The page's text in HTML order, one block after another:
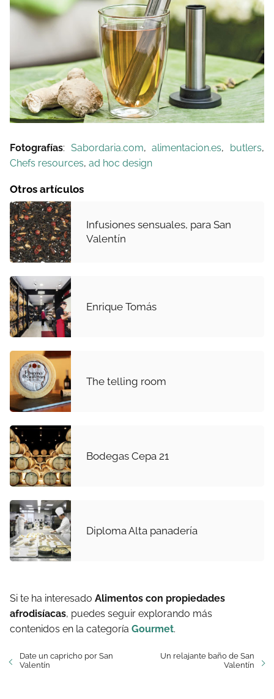
Fotografías: Sabordaria.com,alimentacion.es, butlers,
Chefs resources, ad hoc design
Otros artículos
Infusiones sensuales, para San
Valentín
Enrique Tomás
The telling room
Bodegas Cepa 21
Diploma Alta panadería
Si te ha interesado Alimentos con propiedades
afrodisíacas, puedes seguir explorando más
contenidos en la categoría Gourmet.
Date un capricho por San
Valentín
Un relajante baño de San
Valentín